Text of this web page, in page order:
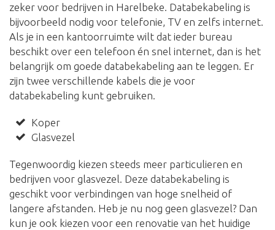
zeker voor bedrijven in Harelbeke. Databekabeling is
bijvoorbeeld nodig voor telefonie, TV en zelfs internet.
Als je in een kantoorruimte wilt dat ieder bureau
beschikt over een telefoon én snel internet, dan is het
belangrijk om goede databekabeling aan te leggen. Er
zijn twee verschillende kabels die je voor
databekabeling kunt gebruiken.
Koper
Glasvezel
Tegenwoordig kiezen steeds meer particulieren en
bedrijven voor glasvezel. Deze databekabeling is
geschikt voor verbindingen van hoge snelheid of
langere afstanden. Heb je nu nog geen glasvezel? Dan
kun je ook kiezen voor een renovatie van het huidige